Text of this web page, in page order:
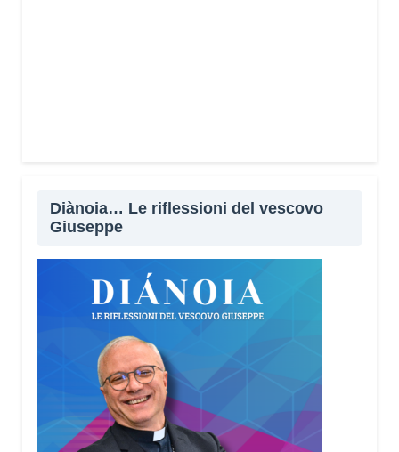
Diànoia… Le riflessioni del vescovo
Giuseppe